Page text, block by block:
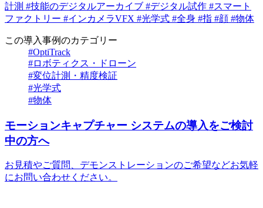
計測 #技能のデジタルアーカイブ #デジタル試作 #スマート
ファクトリー #インカメラVFX #光学式 #全身 #指 #顔 #物体
この導入事例のカテゴリー
#OptiTrack
#ロボティクス・ドローン
#変位計測・精度検証
#光学式
#物体
モーションキャプチャー システムの導入をご検討
中の方へ
お見積やご質問、デモンストレーションのご希望などお気軽
にお問い合わせください。